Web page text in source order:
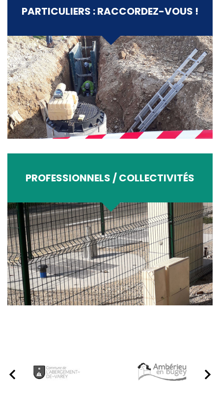
PARTICULIERS : RACCORDEZ-VOUS !
PROFESSIONNELS / COLLECTIVITÉS